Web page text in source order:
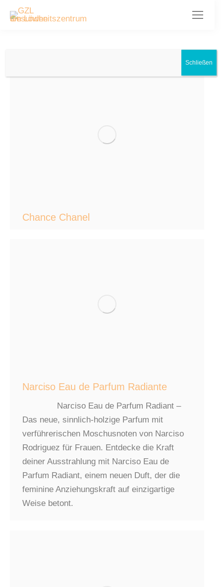
Chance Chanel
Narciso Eau de Parfum Radiante
Narciso Eau de Parfum Radiant –
Das neue, sinnlich-holzige Parfum mit
verführerischen Moschusnoten von Narciso
Rodriguez für Frauen. Entdecke die Kraft
deiner Ausstrahlung mit Narciso Eau de
Parfum Radiant, einem neuen Duft, der die
feminine Anziehungskraft auf einzigartige
Weise betont.
Schließen